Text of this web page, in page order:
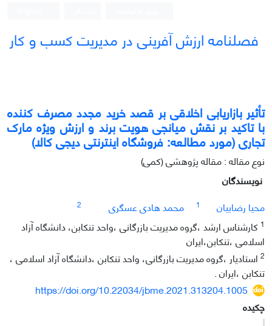
فصلنامه ارزش آفرینی در مدیریت کسب و کار
تأثیر بازاریابی اخلاقی بر قصد خرید مجدد مصرف کننده
با تاکید بر نقش میانجی هویت برند و ارزش ویژه مارک
تجاری (مورد مطالعه: فروشگاه اینترنتی دیجی کالا)
نوع مقاله : مقاله پژوهشی (کمی)
نویسندگان
محیا رضاییان
1 محمد هادی عسگری
2
1 کارشناس ارشد ،گروه مدیریت بازرگانی ،واحد تنکابن، دانشگاه آزاد
اسلامی ،تنکابن،ایران
2 استادیار ،گروه مدیریت بازرگانی، واحد تنکابن ،دانشگاه آزاد اسلامی ،
تنکابن ،ایران .
https://doi.org/10.22034/jbme.2021.313204.1005
چکیده